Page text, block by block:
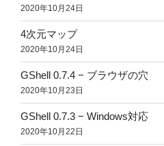
2020年10月24日
4次元マップ
2020年10月24日
GShell 0.7.4 − ブラウザの穴
2020年10月23日
GShell 0.7.3 − Windows対応
2020年10月22日